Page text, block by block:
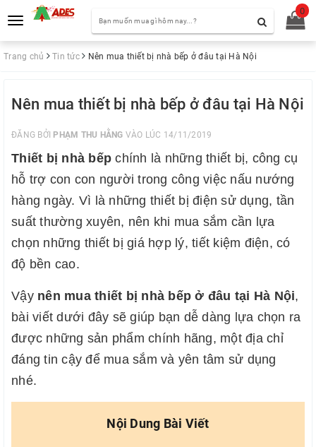
Toggle
navigation
0
Trang chủ Tin tức Nên mua thiết bị nhà bếp ở đâu tại Hà Nội
Nên mua thiết bị nhà bếp ở đâu tại Hà Nội
ĐĂNG BỞI PHẠM THU HẰNG VÀO LÚC 14/11/2019
Thiết bị nhà bếp chính là những thiết bị, công cụ
hỗ trợ con con người trong công việc nấu nướng
hàng ngày. Vì là những thiết bị điện sử dụng, tần
suất thường xuyên, nên khi mua sắm cần lựa
chọn những thiết bị giá hợp lý, tiết kiệm điện, có
độ bền cao.
Vậy nên mua thiết bị nhà bếp ở đâu tại Hà Nội,
bài viết dưới đây sẽ giúp bạn dễ dàng lựa chọn ra
được những sản phẩm chính hãng, một địa chỉ
đáng tin cậy để mua sắm và yên tâm sử dụng
nhé.
Nội Dung Bài Viết